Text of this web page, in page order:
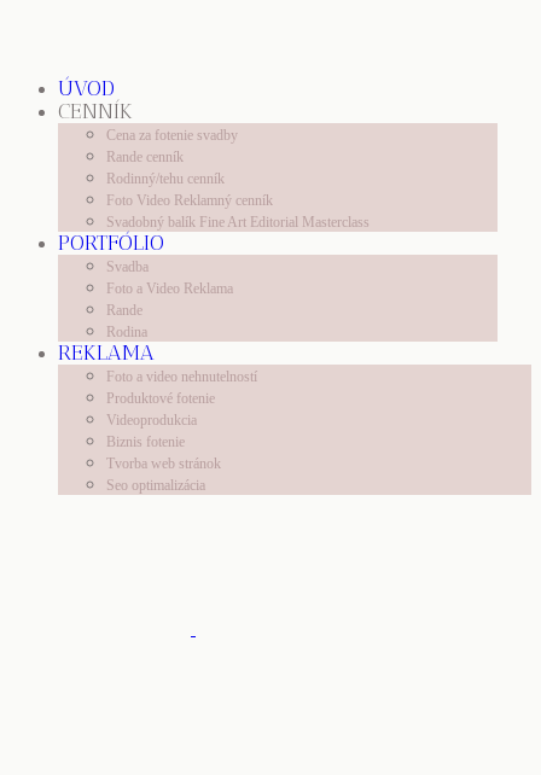
ÚVOD
CENNÍK
Cena za fotenie svadby
Rande cenník
Rodinný/tehu cenník
Foto Video Reklamný cenník
Svadobný balík Fine Art Editorial Masterclass
PORTFÓLIO
Svadba
Foto a Video Reklama
Rande
Rodina
REKLAMA
Foto a video nehnutelností
Produktové fotenie
Videoprodukcia
Biznis fotenie
Tvorba web stránok
Seo optimalizácia